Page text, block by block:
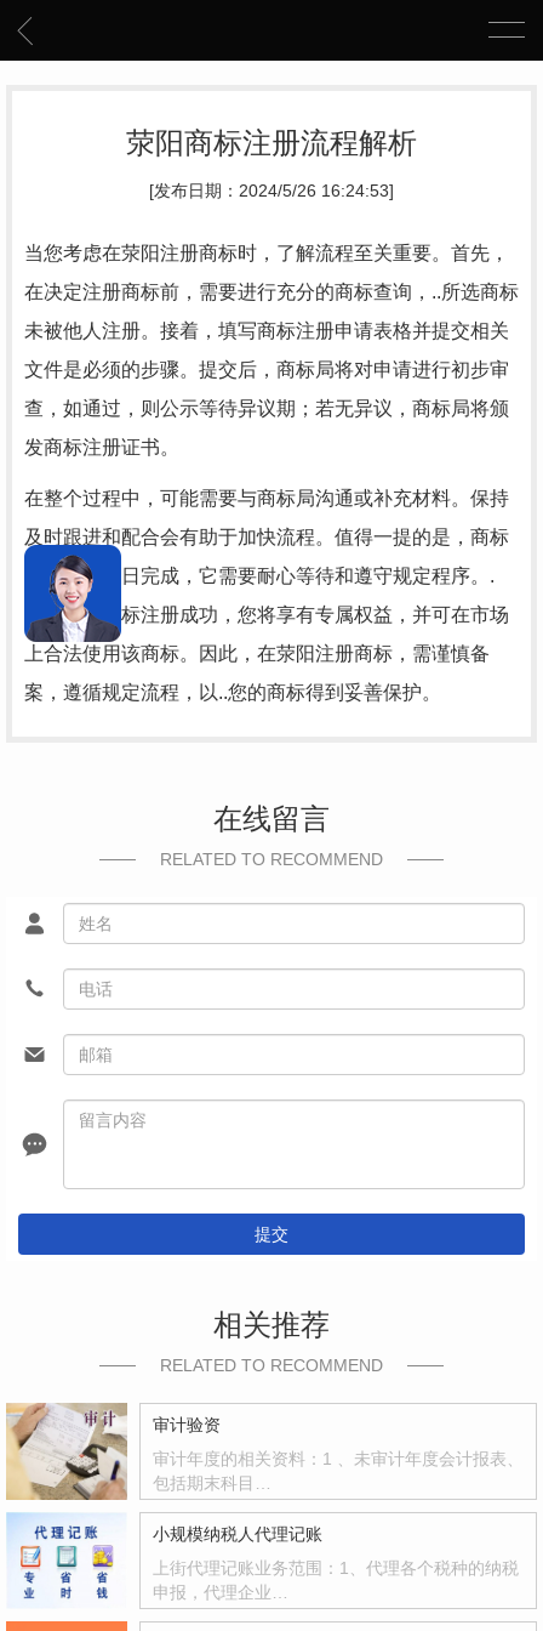
荥阳商标注册流程解析
[发布日期：2024/5/26 16:24:53]
当您考虑在荥阳注册商标时，了解流程至关重要。首先，
在决定注册商标前，需要进行充分的商标查询，..所选商标
未被他人注册。接着，填写商标注册申请表格并提交相关
文件是必须的步骤。提交后，商标局将对申请进行初步审
查，如通过，则公示等待异议期；若无异议，商标局将颁
发商标注册证书。
在整个过程中，可能需要与商标局沟通或补充材料。保持
及时跟进和配合会有助于加快流程。值得一提的是，商标
注册并非即日完成，它需要耐心等待和遵守规定程序。.
终，一旦商标注册成功，您将享有专属权益，并可在市场
上合法使用该商标。因此，在荥阳注册商标，需谨慎备
案，遵循规定流程，以..您的商标得到妥善保护。
在线留言
RELATED TO RECOMMEND
提交
相关推荐
RELATED TO RECOMMEND
审计验资
审计年度的相关资料：1 、未审计年度会计报表、
包括期末科目…
小规模纳税人代理记账
上街代理记账业务范围：1、代理各个税种的纳税
申报，代理企业…